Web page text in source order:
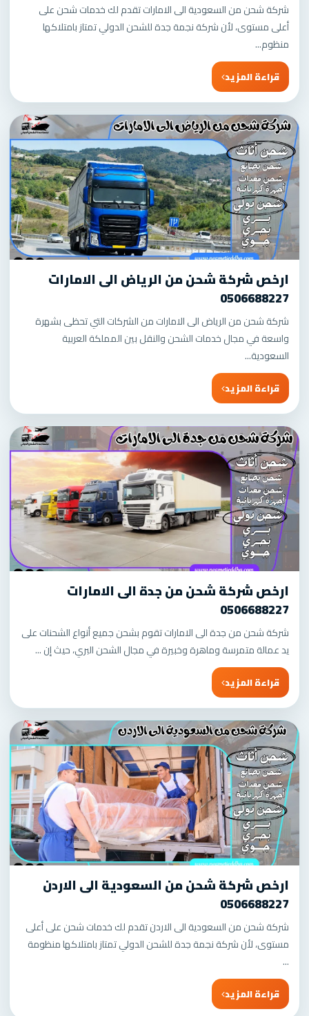
شركة شحن من السعودية الى الامارات تقدم لك خدمات شحن على
أعلى مستوى، لأن شركة نجمة جدة للشحن الدولي تمتاز بامتلاكها
منظوم...
قراءة المزيد
ارخص شركة شحن من الرياض الى الامارات
0506688227
شركة شحن من الرياض الى الامارات من الشركات التي تحظى بشهرة
واسعة في مجال خدمات الشحن والنقل بين المملكة العربية
السعودية...
قراءة المزيد
ارخص شركة شحن من جدة الى الامارات
0506688227
شركة شحن من جدة الى الامارات تقوم بشحن جميع أنواع الشحنات على
يد عمالة متمرسة وماهرة وخبيرة في مجال الشحن البري، حيث إن ...
قراءة المزيد
ارخص شركة شحن من السعودية الى الاردن
0506688227
شركة شحن من السعودية الى الاردن تقدم لك خدمات شحن على أعلى
مستوى، لأن شركة نجمة جدة للشحن الدولي تمتاز بامتلاكها منظومة
...
قراءة المزيد